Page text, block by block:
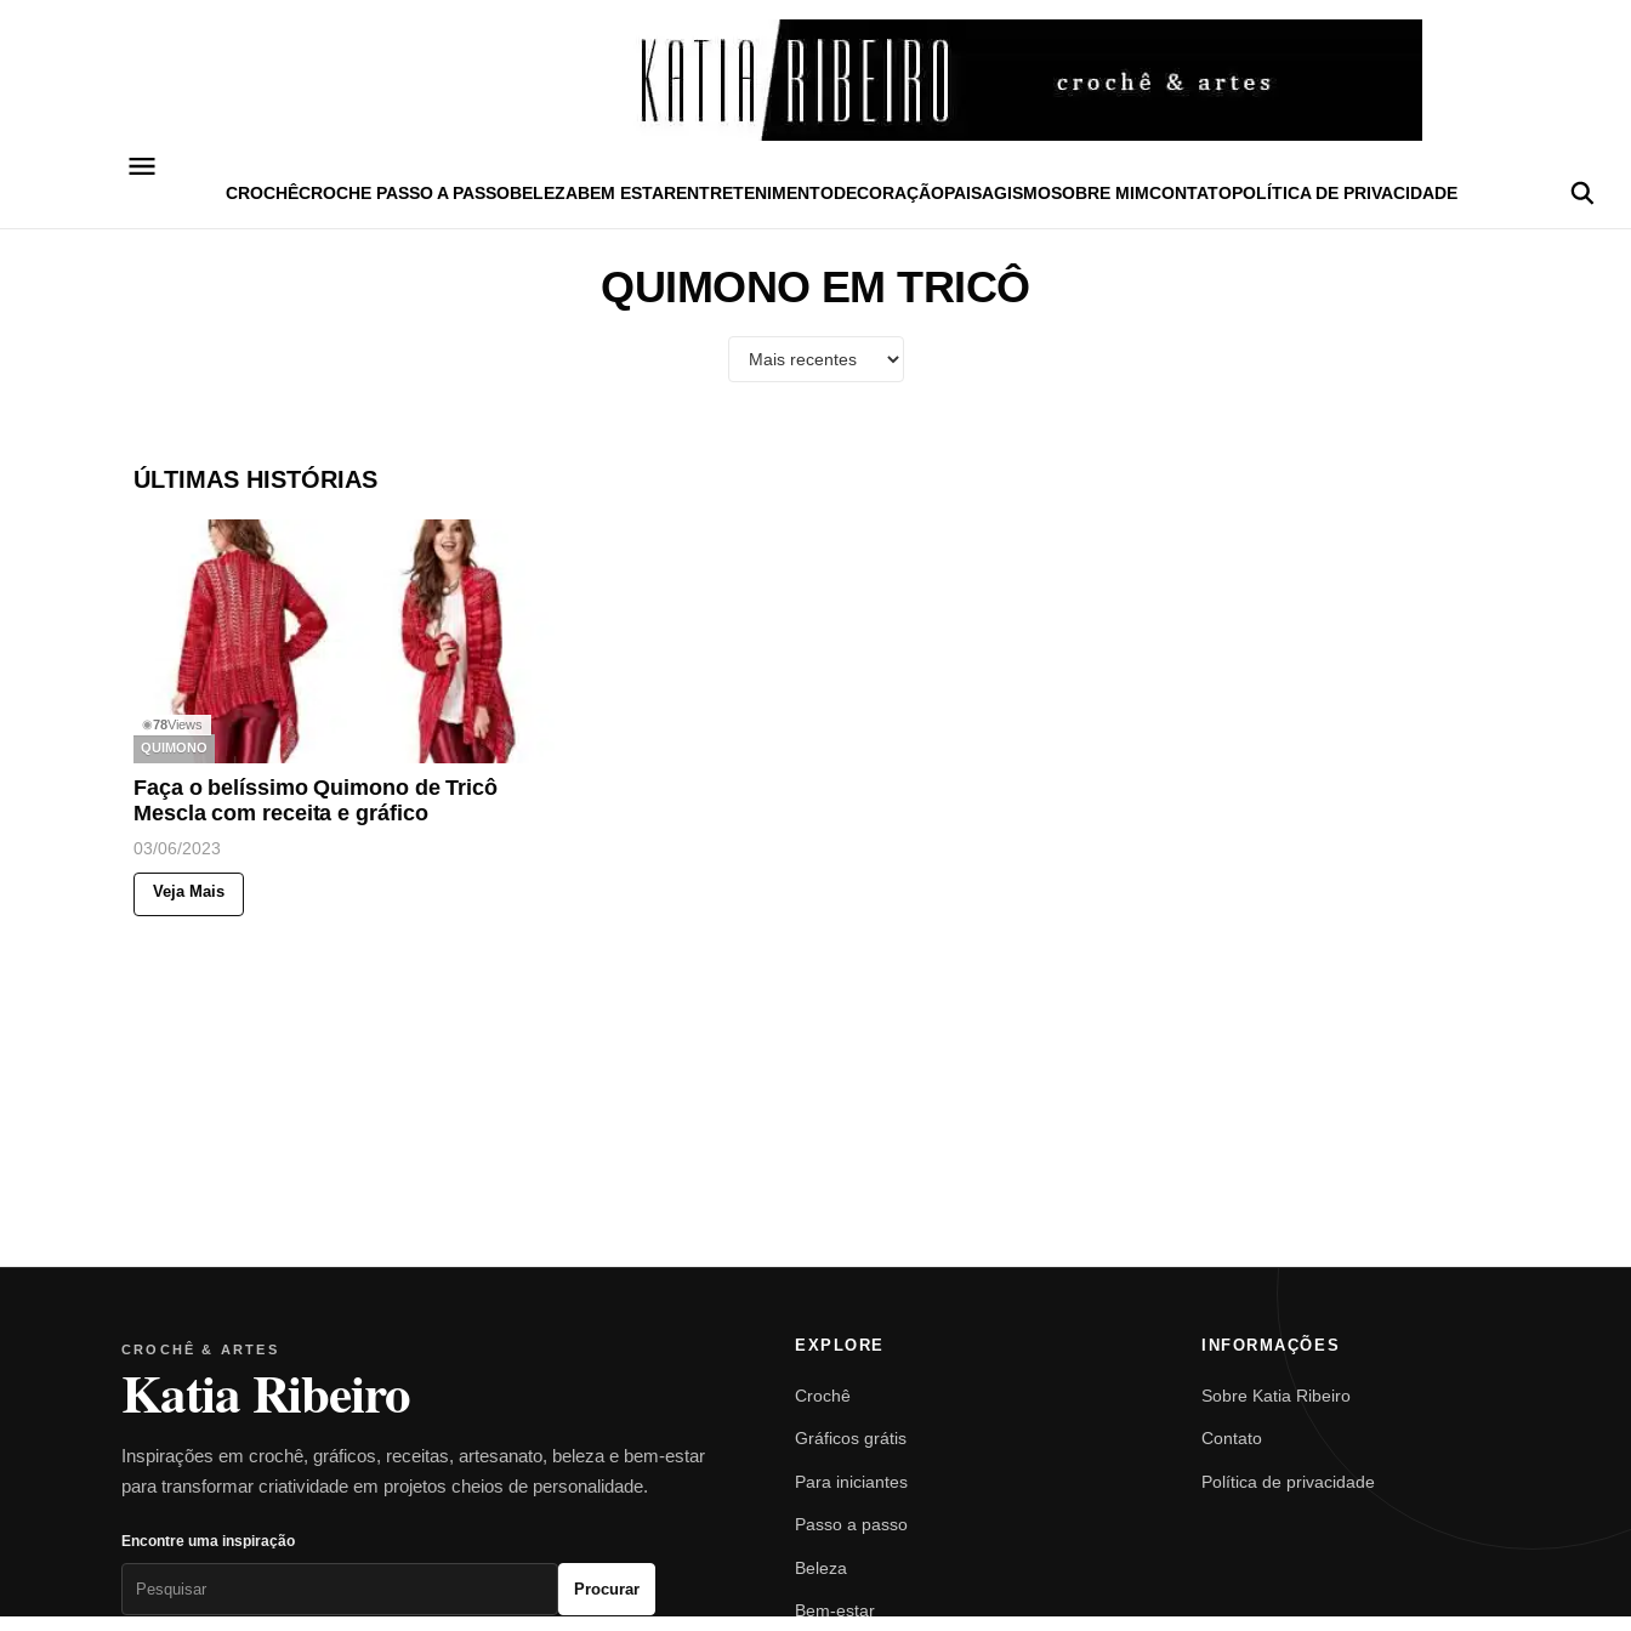
CROCHÊCROCHE PASSO A PASSOBELEZABEM ESTARENTRETENIMENTODECORAÇÃOPAISAGISMOSOBRE MIMCONTATOPOLÍTICA DE PRIVACIDADE
QUIMONO EM TRICÔ
ÚLTIMAS HISTÓRIAS
◉78Views
QUIMONO
Faça o belíssimo Quimono de Tricô
Mescla com receita e gráfico
03/06/2023
Veja Mais
CROCHÊ & ARTES
Katia Ribeiro
Inspirações em crochê, gráficos, receitas, artesanato, beleza e bem-estar
para transformar criatividade em projetos cheios de personalidade.
Encontre uma inspiração
Procurar
EXPLORE
Crochê
Gráficos grátis
Para iniciantes
Passo a passo
Beleza
Bem-estar
INFORMAÇÕES
Sobre Katia Ribeiro
Contato
Política de privacidade